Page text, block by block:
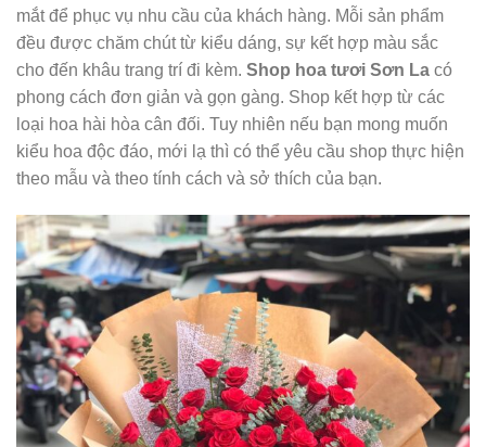
mắt để phục vụ nhu cầu của khách hàng. Mỗi sản phẩm
đều được chăm chút từ kiểu dáng, sự kết hợp màu sắc
cho đến khâu trang trí đi kèm. Shop hoa tươi Sơn La có
phong cách đơn giản và gọn gàng. Shop kết hợp từ các
loại hoa hài hòa cân đối. Tuy nhiên nếu bạn mong muốn
kiểu hoa độc đáo, mới lạ thì có thể yêu cầu shop thực hiện
theo mẫu và theo tính cách và sở thích của bạn.